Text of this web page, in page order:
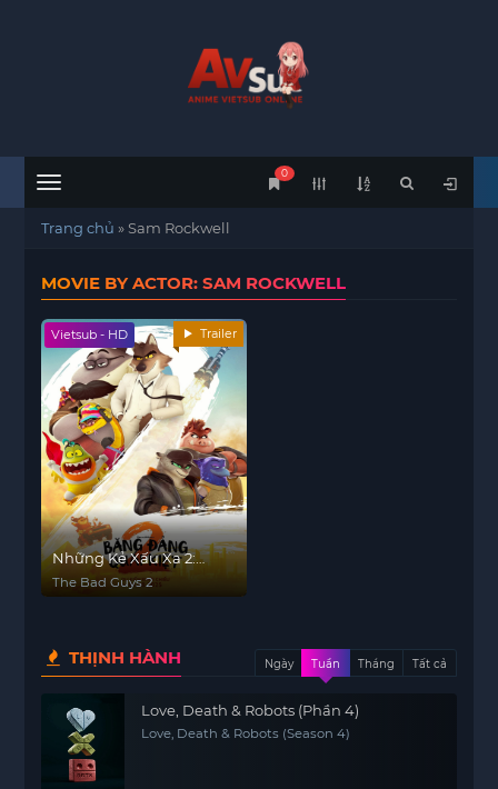
Menu
0
Trang chủ »Sam Rockwell
MOVIE BY ACTOR: SAM ROCKWELL
Vietsub - HD Trailer
Những Kẻ Xấu Xa 2:
Băng Đảng Quái Kiệt
The Bad Guys 2
THỊNH HÀNH Ngày Tuần Tháng Tất cả
Love, Death & Robots (Phần 4)
Love, Death & Robots (Season 4)